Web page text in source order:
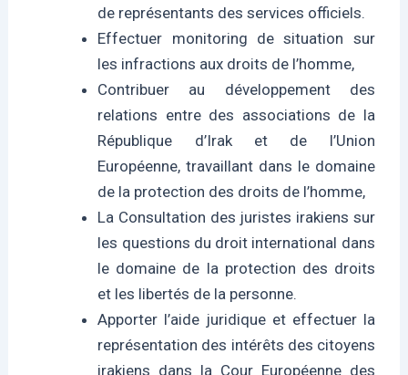
de représentants des services officiels.
Effectuer monitoring de situation sur
les infractions aux droits de l’homme,
Contribuer au développement des
relations entre des associations de la
République d’Irak et de l’Union
Européenne, travaillant dans le domaine
de la protection des droits de l’homme,
La Consultation des juristes irakiens sur
les questions du droit international dans
le domaine de la protection des droits
et les libertés de la personne.
Apporter l’aide juridique et effectuer la
représentation des intérêts des citoyens
irakiens dans la Cour Européenne des